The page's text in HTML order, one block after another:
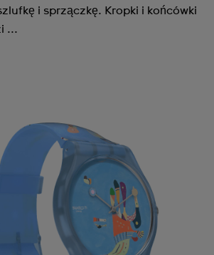
i sprzączkę. Kropki i końcówki
...